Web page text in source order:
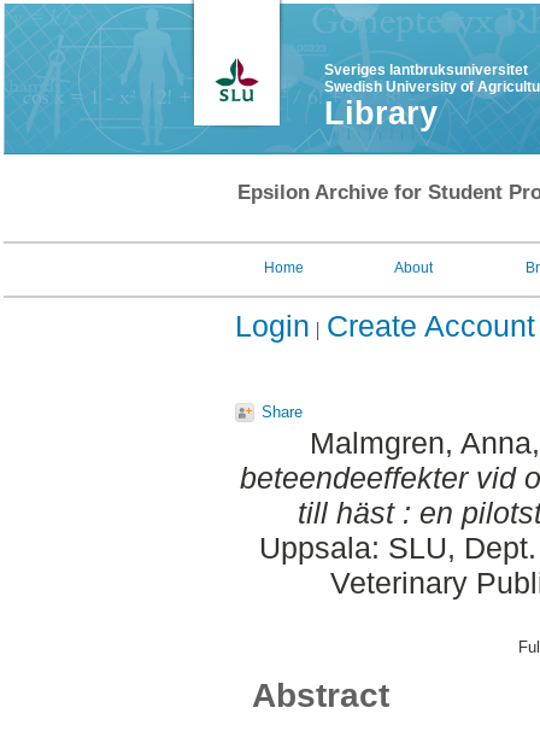
Sveriges lantbruksuniversitet
Swedish University of
Library
Epsilon Archive for Student
Home About
Login Create Account
Share
Malmgren, Anna
beteendeeffekter vid
till häst : en
Uppsala: SLU,
Veterinary
Abstract